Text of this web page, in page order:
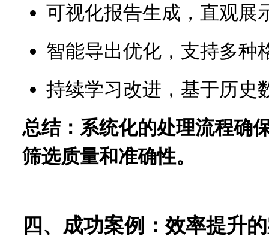
可视化报告生成，直观展
智能导出优化，支持多种
持续学习改进，基于历史
总结：系统化的处理流程确
筛选质量和准确性。
四、成功案例：效率提升